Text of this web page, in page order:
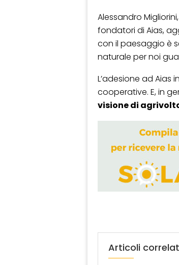
Alessandro
fondatori di Aias,
con il paesaggio è
naturale per noi
L’adesione ad Aias
cooperative. E, in
visione di
Articoli